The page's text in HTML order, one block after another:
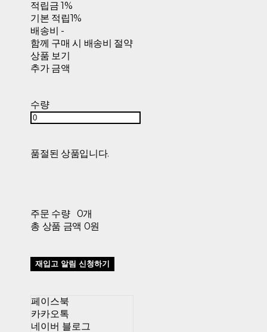
적립금 1%
기본 적립1%
배송비 -
함께 구매 시 배송비 절약
상품 보기
추가 금액
수량
품절된 상품입니다.
주문 수량
0개
총 상품 금액 0원
재입고 알림 신청하기
페이스북
카카오톡
네이버 블로그